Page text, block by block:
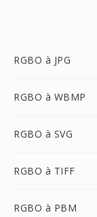
RGBO à JPG
RGBO à WBMP
RGBO à SVG
RGBO à TIFF
RGBO à PBM